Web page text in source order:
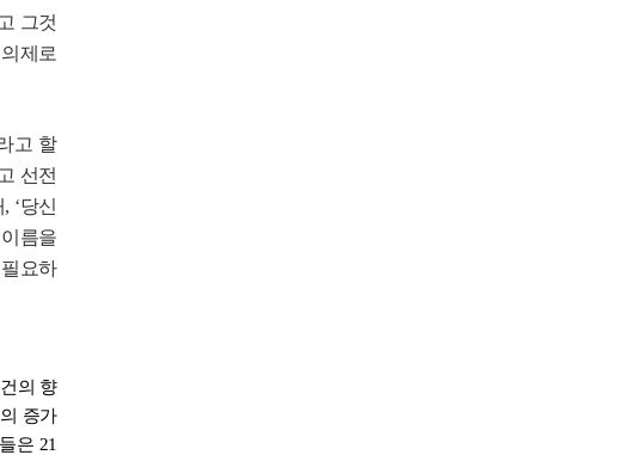
그것
제로
고 할
선전
‘당신
름을
요하
의 향
증가
은 21